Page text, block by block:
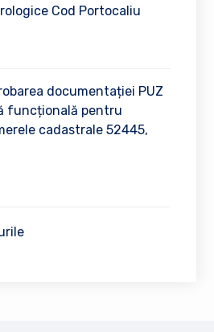
Cod Portocaliu
documentației PUZ
funcțională pentru
cadastrale 52445,